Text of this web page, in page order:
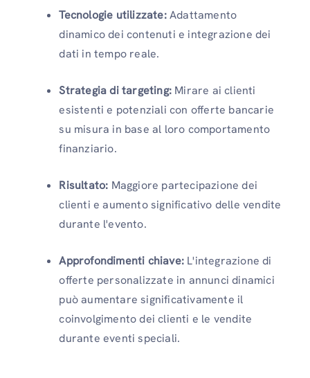
Tecnologie utilizzate:Adattamento
dinamico dei contenuti e integrazione dei
dati in tempo reale.
Strategia di targeting: Mirare ai clienti
esistenti e potenziali con offerte bancarie
su misura in base al loro comportamento
finanziario.
Risultato: Maggiore partecipazione dei
clienti e aumento significativo delle vendite
durante l'evento.
Approfondimenti chiave: L'integrazione di
offerte personalizzate in annunci dinamici
può aumentare significativamente il
coinvolgimento dei clienti e le vendite
durante eventi speciali.